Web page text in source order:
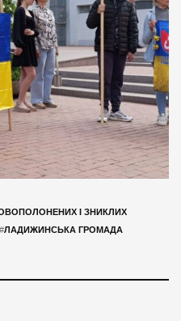
І ЗНИКЛИХ
#ЛАДИЖИНСЬКА ГРОМАДА